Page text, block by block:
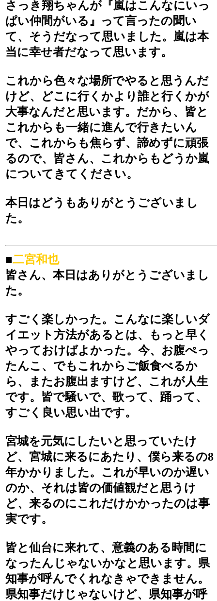
さっき翔ちゃんが『嵐はこんなにいっ
ぱい仲間がいる』って言ったの聞い
て、そうだなって思いました。嵐は本
当に幸せ者だなって思います。
これから色々な場所でやると思うんだ
けど、どこに行くかより誰と行くかが
大事なんだと思います。だから、皆と
これからも一緒に進んで行きたいん
で、これからも焦らず、諦めずに頑張
るので、皆さん、これからもどうか嵐
についてきてください。
本日はどうもありがとうございまし
た。
■二宮和也
皆さん、本日はありがとうございまし
た。
すごく楽しかった。こんなに楽しいダ
イエット方法があるとは、もっと早く
やっておけばよかった。今、お腹ぺっ
たんこ、でもこれからご飯食べるか
ら、またお腹出ますけど、これが人生
です。皆で騒いで、歌って、踊って、
すごく良い思い出です。
宮城を元気にしたいと思っていたけ
ど、宮城に来るにあたり、僕ら来るの8
年かかりました。これが早いのか遅い
のか、それは皆の価値観だと思うけ
ど、来るのにこれだけかかったのは事
実です。
皆と仙台に来れて、意義のある時間に
なったんじゃないかなと思います。県
知事が呼んでくれなきゃできません。
県知事だけじゃないけど、県知事が呼